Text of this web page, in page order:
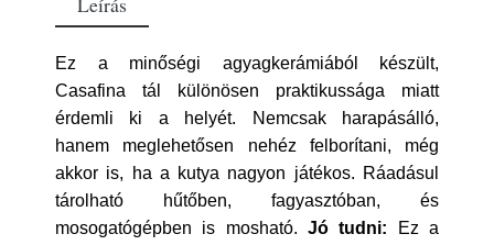
Ez a minőségi agyagkerámiából készült,
Casafina tál különösen praktikussága miatt
érdemli ki a helyét. Nemcsak harapásálló,
hanem meglehetősen nehéz felborítani, még
akkor is, ha a kutya nagyon játékos. Ráadásul
tárolható hűtőben, fagyasztóban, és
mosogatógépben is mosható. Jó tudni: Ez a